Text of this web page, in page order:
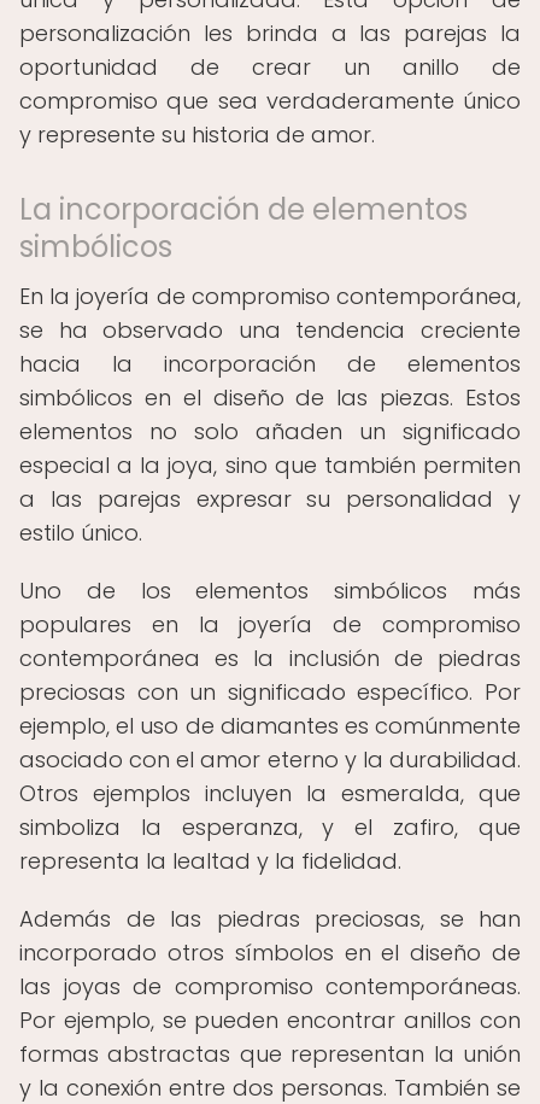
personalización les brinda a las parejas la
oportunidad de crear un anillo de
compromiso que sea verdaderamente único
y represente su historia de amor.
La incorporación de elementos
simbólicos
En la joyería de compromiso contemporánea,
se ha observado una tendencia creciente
hacia la incorporación de elementos
simbólicos en el diseño de las piezas. Estos
elementos no solo añaden un significado
especial a la joya, sino que también permiten
a las parejas expresar su personalidad y
estilo único.
Uno de los elementos simbólicos más
populares en la joyería de compromiso
contemporánea es la inclusión de piedras
preciosas con un significado específico. Por
ejemplo, el uso de diamantes es comúnmente
asociado con el amor eterno y la durabilidad.
Otros ejemplos incluyen la esmeralda, que
simboliza la esperanza, y el zafiro, que
representa la lealtad y la fidelidad.
Además de las piedras preciosas, se han
incorporado otros símbolos en el diseño de
las joyas de compromiso contemporáneas.
Por ejemplo, se pueden encontrar anillos con
formas abstractas que representan la unión
y la conexión entre dos personas. También se